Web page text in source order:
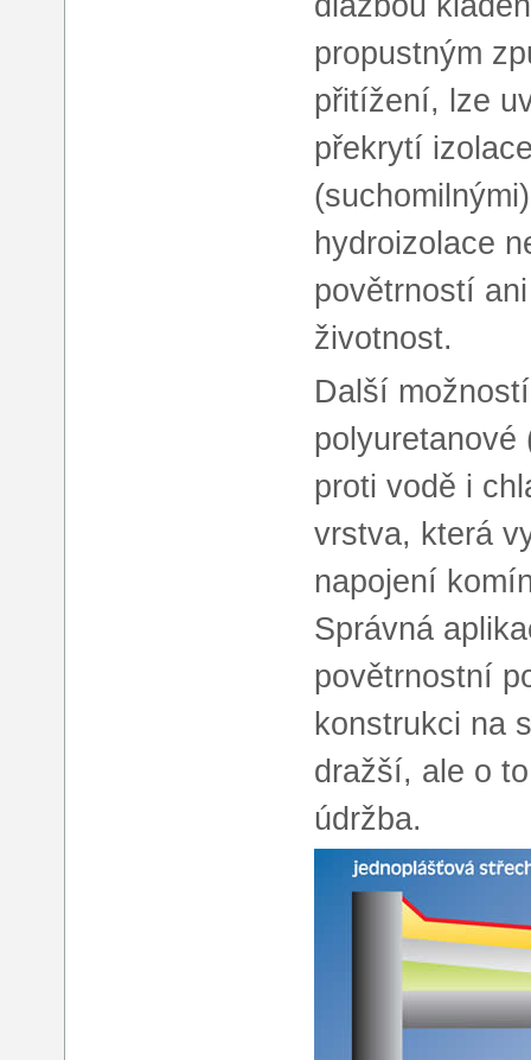
propustným
přitížení, lze
překrytí
hydroizolace
povětrností
životnost.
Další
polyuretanové
proti vodě i
vrstva, která
napojení
Správná
povětrnostní
konstrukci na
dražší, ale o
údržba.